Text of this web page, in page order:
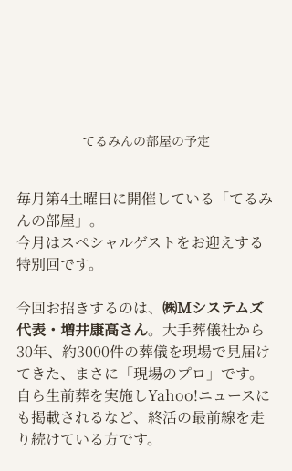
てるみんの部屋の予定
毎月第4土曜日に開催している「てるみ
んの部屋」。
今月はスペシャルゲストをお迎えする
特別回です。
今回お招きするのは、 ㈱Mシステムズ
代表・増井康高さん。大手葬儀社から
30年、約3000件の葬儀を現場で見届け
てきた、まさに「現場のプロ」です。
自ら生前葬を実施しYahoo!ニュースに
も掲載されるなど、終活の最前線を走
り続けている方です。